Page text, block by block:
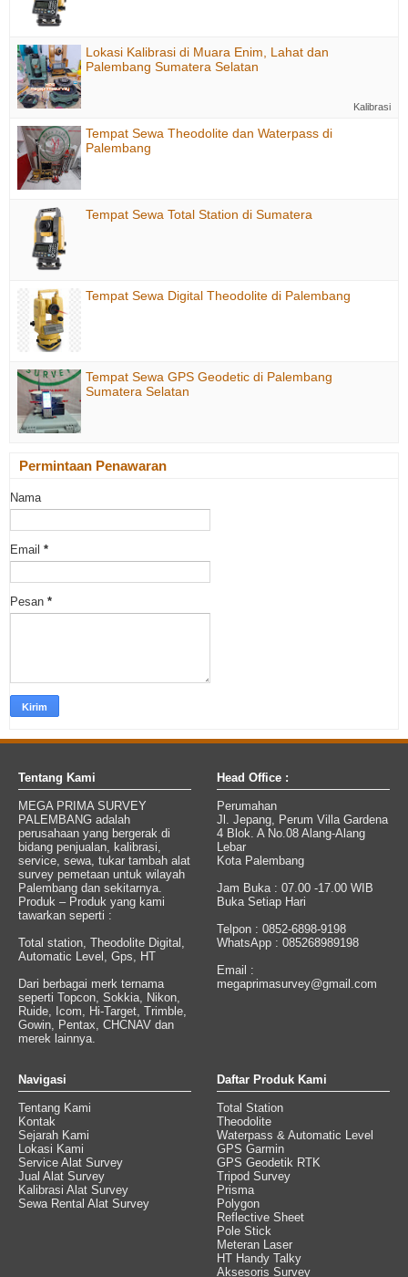
Lokasi Kalibrasi di Muara Enim, Lahat dan
Palembang Sumatera Selatan
Kalibrasi
Tempat Sewa Theodolite dan Waterpass di
Palembang
Tempat Sewa Total Station di Sumatera
Tempat Sewa Digital Theodolite di Palembang
Tempat Sewa GPS Geodetic di Palembang
Sumatera Selatan
Permintaan Penawaran
Nama
Email *
Pesan *
Tentang Kami
MEGA PRIMA SURVEY
PALEMBANG adalah
perusahaan yang bergerak di
bidang penjualan, kalibrasi,
service, sewa, tukar tambah alat
survey pemetaan untuk wilayah
Palembang dan sekitarnya.
Produk – Produk yang kami
tawarkan seperti :
Total station, Theodolite Digital,
Automatic Level, Gps, HT
Dari berbagai merk ternama
seperti Topcon, Sokkia, Nikon,
Ruide, Icom, Hi-Target, Trimble,
Gowin, Pentax, CHCNAV dan
merek lainnya.
Head Office :
Perumahan
Jl. Jepang, Perum Villa Gardena
4 Blok. A No.08 Alang-Alang
Lebar
Kota Palembang
Jam Buka : 07.00 -17.00 WIB
Buka Setiap Hari
Telpon : 0852-6898-9198
WhatsApp : 085268989198
Email :
megaprimasurvey@gmail.com
Navigasi
Tentang Kami
Kontak
Sejarah Kami
Lokasi Kami
Service Alat Survey
Jual Alat Survey
Kalibrasi Alat Survey
Sewa Rental Alat Survey
Daftar Produk Kami
Total Station
Theodolite
Waterpass & Automatic Level
GPS Garmin
GPS Geodetik RTK
Tripod Survey
Prisma
Polygon
Reflective Sheet
Pole Stick
Meteran Laser
HT Handy Talky
Aksesoris Survey